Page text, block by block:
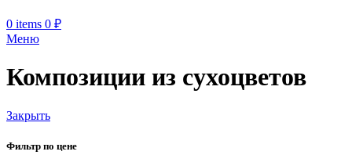
0 items 0 ₽
Меню
Композиции из сухоцветов
Закрыть
Фильтр по цене